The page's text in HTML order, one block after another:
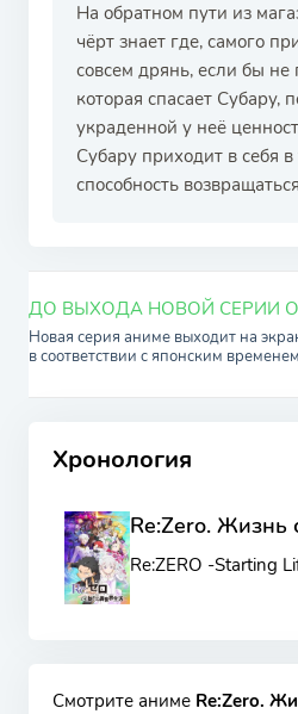
На обратном пути из
чёрт знает где, самого
совсем дрянь, если бы не
которая спасает Субару,
украденной у неё
Субару приходит в себя
способность
ДО ВЫХОДА НОВОЙ СЕРИИ
Новая серия аниме выходит на
в соответствии c японским временем
Хронология
Re:Zero. Жизнь
Re:ZERO -Starting
Смотрите аниме Re:Zero.